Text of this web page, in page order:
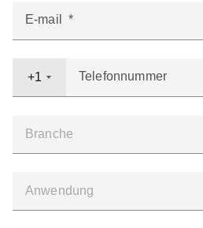
E-mail
Telefonnummer
+1